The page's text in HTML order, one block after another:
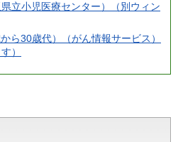
立小児医療センター）（別ウィン
ら30歳代）（がん情報サービス）
）